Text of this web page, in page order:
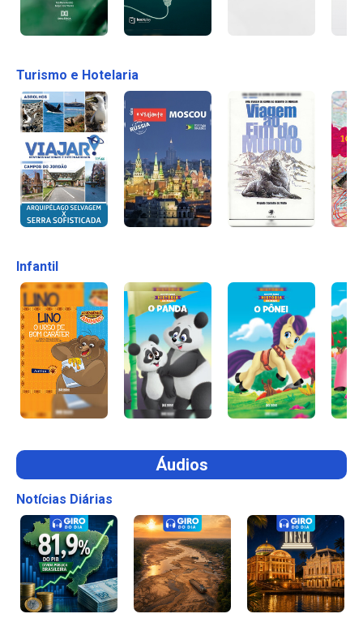
Turismo e Hotelaria
Infantil
Áudios
Notícias Diárias